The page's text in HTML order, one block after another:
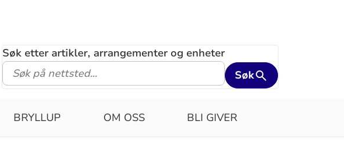
Søk etter artikler, arrangementer og enheter
Søk
BRYLLUP OM OSS BLI GIVER